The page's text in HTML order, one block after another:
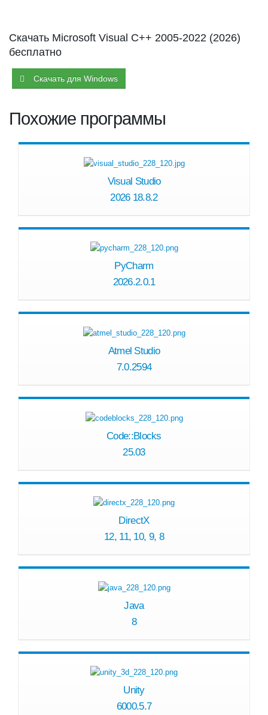
Скачать Microsoft Visual C++ 2005-2022 (2026)
бесплатно
Скачать для Windows
Похожие программы
Visual Studio
2026 18.8.2
PyCharm
2026.2.0.1
Atmel Studio
7.0.2594
Code::Blocks
25.03
DirectX
12, 11, 10, 9, 8
Java
8
Unity
6000.5.7